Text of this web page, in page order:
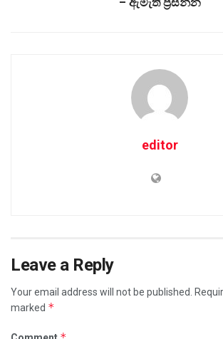
editor
Leave a Reply
Your email address will not be published.
marked *